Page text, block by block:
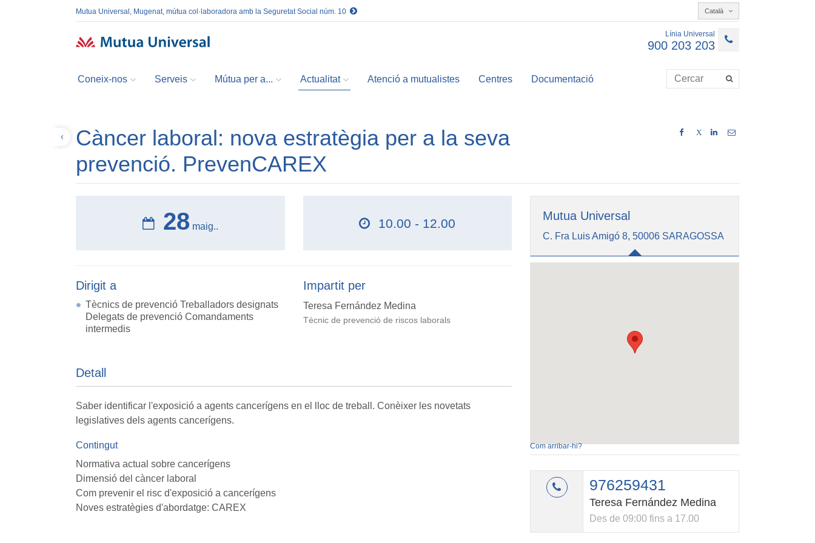
Mutua Universal, Mugenat, mútua col·laboradora amb la Seguretat Social núm. 10 Català
Línia Universal
900 203 203
Coneix-nos Serveis Mútua per a... Actualitat Atenció a mutualistes Centres Documentació
X
Càncer laboral: nova estratègia per a la seva
prevenció. PrevenCAREX
28 maig.. 10.00 - 12.00
Dirigit a
Tècnics de prevenció Treballadors designats
Delegats de prevenció Comandaments
intermedis
Impartit per
Teresa Fernández Medina
Tècnic de prevenció de riscos laborals
Detall
Saber identificar l'exposició a agents cancerígens en el lloc de treball. Conèixer les novetats
legislatives dels agents cancerígens.
Contingut
Normativa actual sobre cancerígens
Dimensió del càncer laboral
Com prevenir el risc d'exposició a cancerígens
Noves estratègies d'abordatge: CAREX
Mutua Universal
C. Fra Luis Amigó 8, 50006 SARAGOSSA
Com arribar-hi?
976259431
Teresa Fernández Medina
Des de 09:00 fins a 17.00